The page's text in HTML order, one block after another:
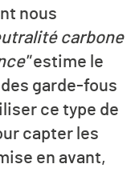
nous
carbone
estime le
garde-fous
ce type de
capter les
en avant,